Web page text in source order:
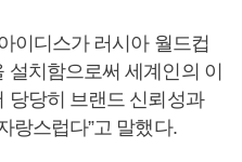
이디스가 러시아 월드컵
설치함으로써 세계인의 이
당당히 브랜드 신뢰성과
랑스럽다”고 말했다.